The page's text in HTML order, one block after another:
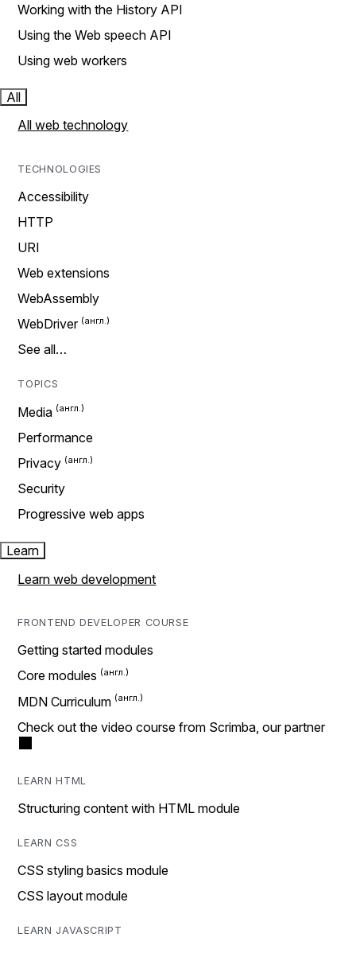
Working with the History API
Using the Web speech API
Using web workers
All
All web technology
TECHNOLOGIES
Accessibility
HTTP
URI
Web extensions
WebAssembly
WebDriver
See all…
TOPICS
Media
Performance
Privacy
Security
Progressive web apps
Learn
Learn web development
FRONTEND DEVELOPER COURSE
Getting started modules
Core modules
MDN Curriculum
Check out the video course from Scrimba, our partner
LEARN HTML
Structuring content with HTML module
LEARN CSS
CSS styling basics module
CSS layout module
LEARN JAVASCRIPT